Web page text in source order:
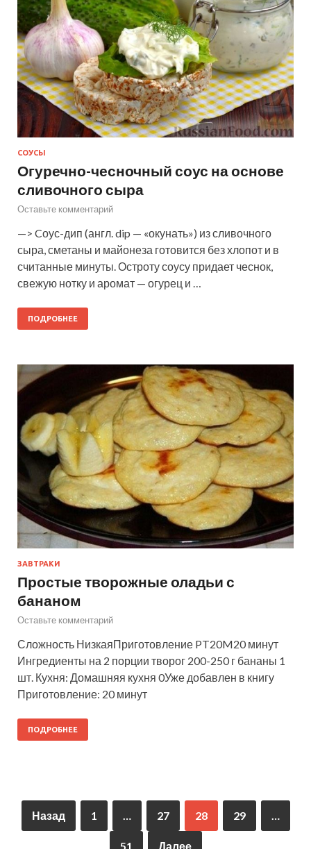
СОУСЫ
Огуречно-чесночный соус на основе
сливочного сыра
Оставьте комментарий
—> Cоус-дип (англ. dip — «окунать») из сливочного
сыра, сметаны и майонеза готовится без хлопот и в
считанные минуты. Остроту соусу придает чеснок,
свежую нотку и аромат — огурец и …
ПОДРОБНЕЕ
ЗАВТРАКИ
Простые творожные оладьи с
бананом
Оставьте комментарий
Сложность НизкаяПриготовление PT20M20 минут
Ингредиенты на 2 порции творог 200-250 г бананы 1
шт. Кухня: Домашняя кухня 0Уже добавлен в книгу
Приготовление: 20 минут
ПОДРОБНЕЕ
Назад 1 … 27 28 29 …
51 Далее